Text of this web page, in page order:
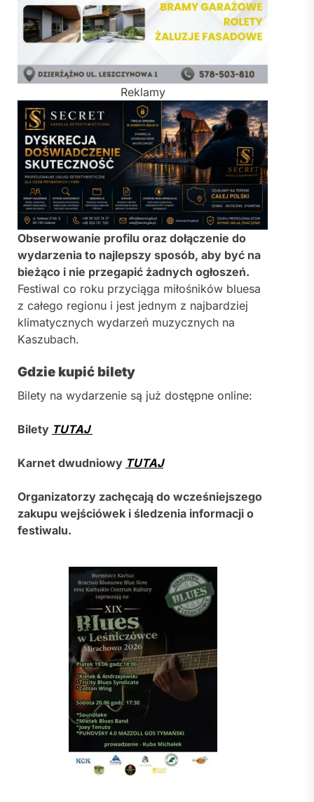
Reklamy
Obserwowanie profilu oraz dołączenie do
wydarzenia to najlepszy sposób, aby być na
bieżąco i nie przegapić żadnych ogłoszeń.
Festiwal co roku przyciąga miłośników bluesa
z całego regionu i jest jednym z najbardziej
klimatycznych wydarzeń muzycznych na
Kaszubach.
Gdzie kupić bilety
Bilety na wydarzenie są już dostępne online:
Bilety TUTAJ
Karnet dwudniowy TUTAJ
Organizatorzy zachęcają do wcześniejszego
zakupu wejściówek i śledzenia informacji o
festiwalu.